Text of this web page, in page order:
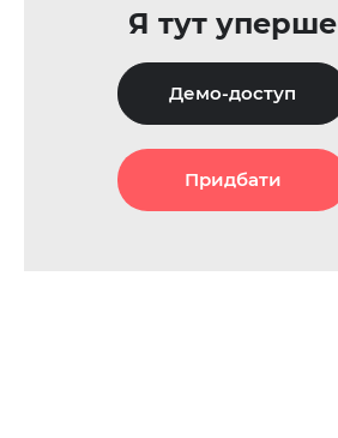
Я тут уперше
Демо-доступ
Придбати